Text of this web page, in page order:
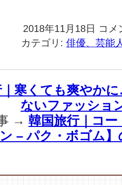
2018年11月18日
韓
国
旅
｜
ン
ユ
–
ハ
ン
コメ
カテゴリ: 俳優、芸能
｜寒くても爽やか
ないファッショ
→ 韓国旅行｜コ
– パク・ボゴム